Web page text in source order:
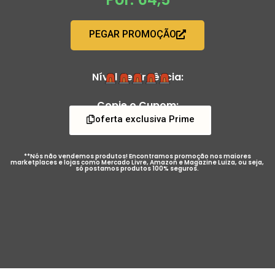
PEGAR PROMOÇÃO
Nível de Urgência:
Copie o Cupom:
oferta exclusiva Prime
**Nós não vendemos produtos! Encontramos promoção nos maiores
marketplaces e lojas como Mercado Livre, Amazon e Magazine Luiza, ou seja,
só postamos produtos 100% seguros.